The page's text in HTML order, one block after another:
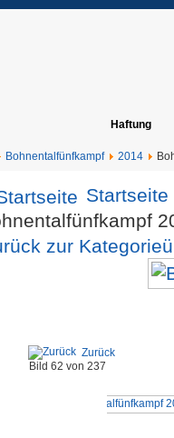
Haftung
Bohnentalfünfkampf 2014
Startseite
zur
Zurück
Bild 62 von 237